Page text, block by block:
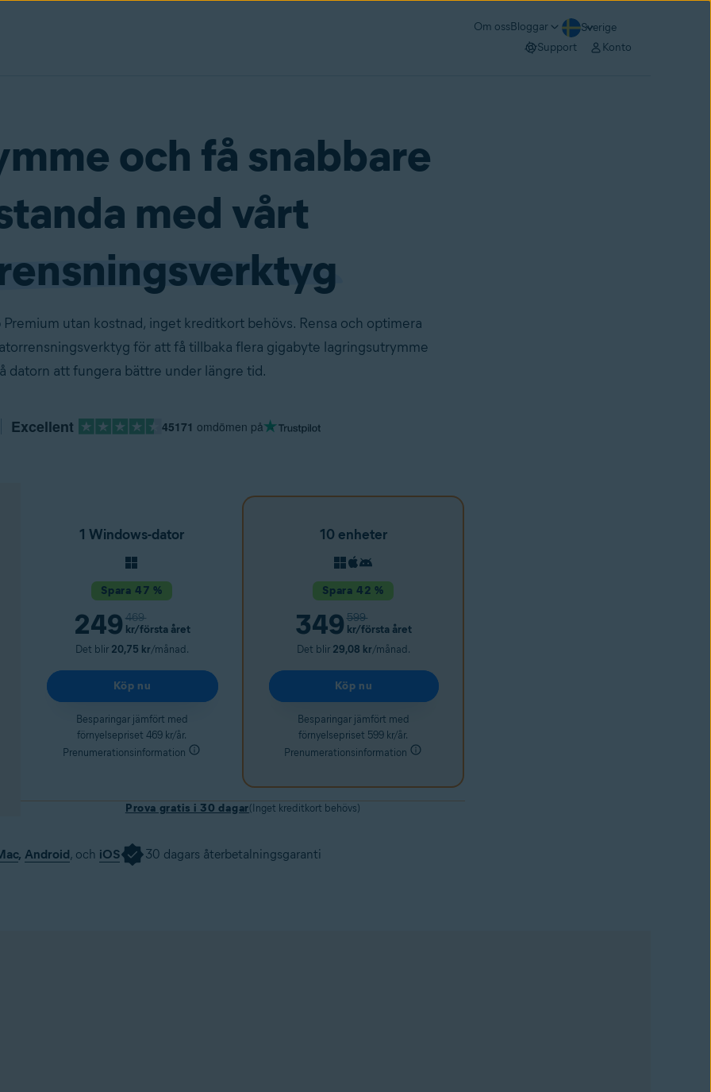
Om ossBloggar
Sverige
Support Konto
och få snabbare
med vårt
utan kostnad, inget kreditkort behövs. Rensa och optimera
för att få tillbaka flera gigabyte lagringsutrymme
datorn att fungera bättre under längre tid.
Excellent 45171 omdömen på
1 Windows-dator
Spara 47 %
249 469
kr/första året
Det blir 20,75 kr/månad.
Köp nu
Besparingar jämfört med
förnyelsepriset 469 kr/år.
Prenumerationsinformation
10 enheter
Spara 42 %
349 599
kr/första året
Det blir 29,08 kr/månad.
Köp nu
Besparingar jämfört med
förnyelsepriset 599 kr/år.
Prenumerationsinformation
Prova gratis i 30 dagar(Inget kreditkort behövs)
, Android, och iOS 30 dagars återbetalningsgaranti